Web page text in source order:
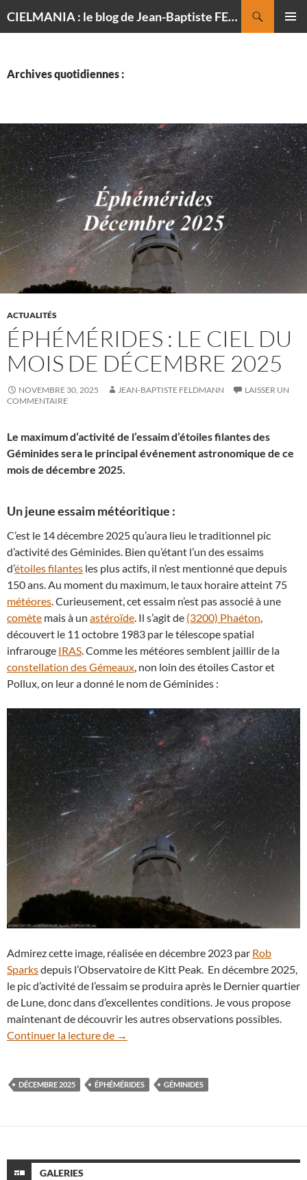
CIELMANIA : le blog de Jean-Baptiste FELDMANN, photographe du ciel
Archives quotidiennes :
ACTUALITÉS
ÉPHÉMÉRIDES : LE CIEL DU
MOIS DE DÉCEMBRE 2025
NOVEMBRE 30, 2025 JEAN-BAPTISTE FELDMANN
LAISSER UN
COMMENTAIRE
Le maximum d’activité de l’essaim d’étoiles filantes des
Géminides sera le principal événement astronomique de ce
mois de décembre 2025.
Un jeune essaim météoritique :
C’est le 14 décembre 2025 qu’aura lieu le traditionnel pic
d’activité des Géminides. Bien qu’étant l’un des essaims
d’étoiles filantes les plus actifs, il n’est mentionné que depuis
150 ans. Au moment du maximum, le taux horaire atteint 75
météores. Curieusement, cet essaim n’est pas associé à une
comète mais à un astéroïde. Il s’agit de (3200) Phaéton,
découvert le 11 octobre 1983 par le télescope spatial
infrarouge IRAS. Comme les météores semblent jaillir de la
constellation des Gémeaux, non loin des étoiles Castor et
Pollux, on leur a donné le nom de Géminides :
Admirez cette image, réalisée en décembre 2023 par Rob
Sparksdepuis l’Observatoire de Kitt Peak. En décembre 2025,
le pic d’activité de l’essaim se produira après le Dernier quartier
de Lune, donc dans d’excellentes conditions. Je vous propose
maintenant de découvrir les autres observations possibles.
Continuer la lecture de Éphémérides : le ciel du mois de
→
DÉCEMBRE 2025 ÉPHÉMÉRIDES GÉMINIDES
GALERIES